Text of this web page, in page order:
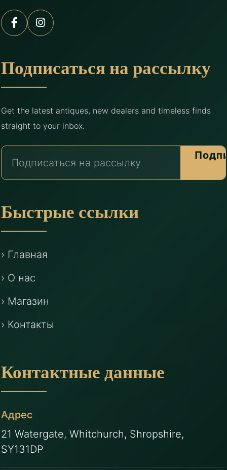
Подписаться на рассылку
Get the latest antiques, new dealers and timeless finds
straight to your inbox.
Быстрые ссылки
› Главная
› О нас
› Магазин
› Контакты
Контактные данные
Адрес
21 Watergate, Whitchurch, Shropshire,
SY131DP